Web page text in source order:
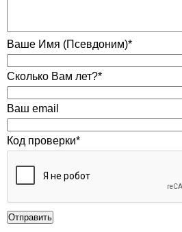
Ваше Имя (Псевдоним)*
Сколько Вам лет?*
Ваш email
Код проверки*